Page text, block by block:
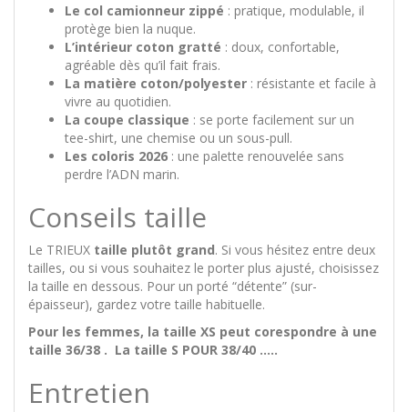
Le col camionneur zippé : pratique, modulable, il
protège bien la nuque.
L’intérieur coton gratté : doux, confortable,
agréable dès qu’il fait frais.
La matière coton/polyester : résistante et facile à
vivre au quotidien.
La coupe classique : se porte facilement sur un
tee-shirt, une chemise ou un sous-pull.
Les coloris 2026 : une palette renouvelée sans
perdre l’ADN marin.
Conseils taille
Le TRIEUX taille plutôt grand. Si vous hésitez entre deux
tailles, ou si vous souhaitez le porter plus ajusté, choisissez
la taille en dessous. Pour un porté “détente” (sur-
épaisseur), gardez votre taille habituelle.
Pour les femmes, la taille XS peut corespondre à une
taille 36/38 . La taille S POUR 38/40 .....
Entretien